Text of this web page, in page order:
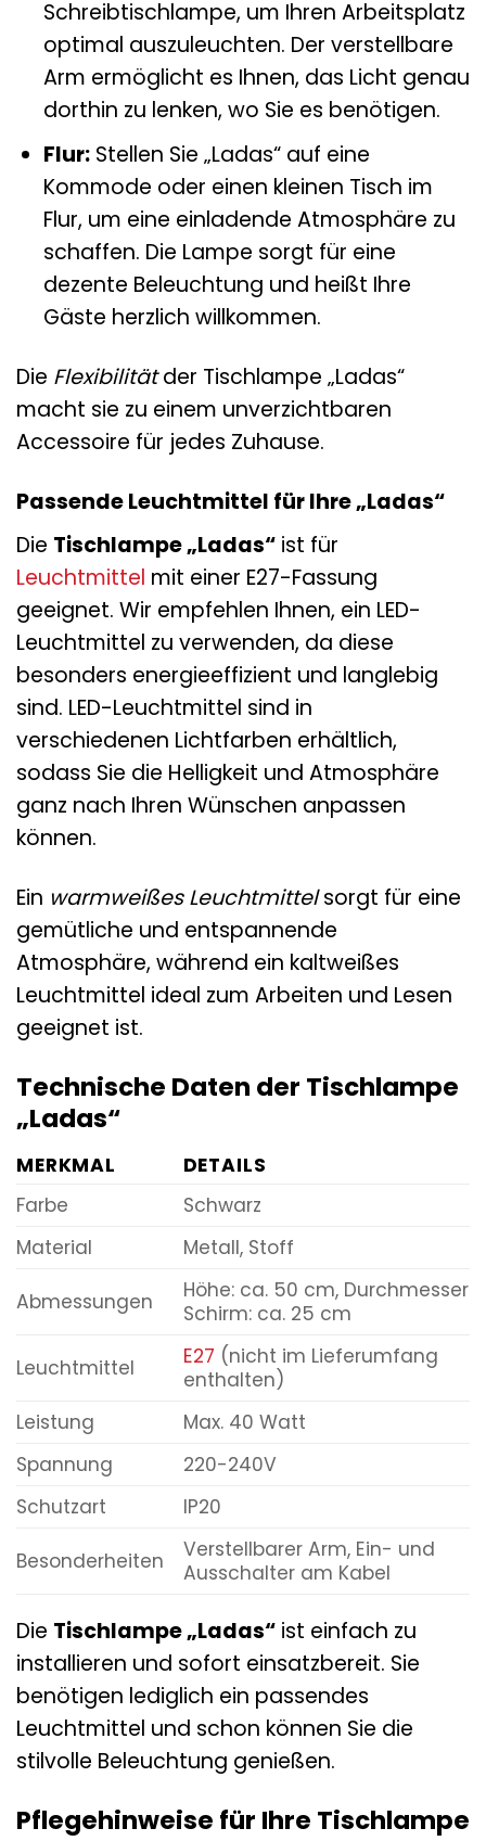
Schreibtischlampe, um Ihren Arbeitsplatz
optimal auszuleuchten. Der verstellbare
Arm ermöglicht es Ihnen, das Licht genau
dorthin zu lenken, wo Sie es benötigen.
Flur:Stellen Sie „Ladas“ auf eine
Kommode oder einen kleinen Tisch im
Flur, um eine einladende Atmosphäre zu
schaffen. Die Lampe sorgt für eine
dezente Beleuchtung und heißt Ihre
Gäste herzlich willkommen.
Die Flexibilitätder Tischlampe „Ladas“
macht sie zu einem unverzichtbaren
Accessoire für jedes Zuhause.
Passende Leuchtmittel für Ihre „Ladas“
Die Tischlampe „Ladas“ ist für
Leuchtmittel mit einer E27-Fassung
geeignet. Wir empfehlen Ihnen, ein LED-
Leuchtmittel zu verwenden, da diese
besonders energieeffizient und langlebig
sind. LED-Leuchtmittel sind in
verschiedenen Lichtfarben erhältlich,
sodass Sie die Helligkeit und Atmosphäre
ganz nach Ihren Wünschen anpassen
können.
Ein warmweißes Leuchtmittelsorgt für eine
gemütliche und entspannende
Atmosphäre, während ein kaltweißes
Leuchtmittel ideal zum Arbeiten und Lesen
geeignet ist.
Technische Daten der Tischlampe
„Ladas“
MERKMAL
DETAILS
Farbe
Schwarz
Material
Metall, Stoff
Abmessungen
Höhe: ca. 50 cm, Durchmesser
Schirm: ca. 25 cm
Leuchtmittel E27 (nicht im Lieferumfang
enthalten)
Leistung
Max. 40 Watt
Spannung
220-240V
Schutzart
IP20
Besonderheiten
Verstellbarer Arm, Ein- und
Ausschalter am Kabel
Die Tischlampe „Ladas“ ist einfach zu
installieren und sofort einsatzbereit. Sie
benötigen lediglich ein passendes
Leuchtmittel und schon können Sie die
stilvolle Beleuchtung genießen.
Pflegehinweise für Ihre Tischlampe